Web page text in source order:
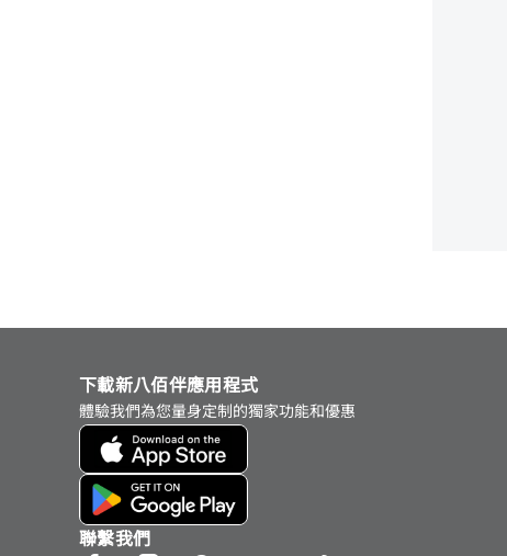
下載新八佰伴應用程式
體驗我們為您量身定制的獨家功能和優惠
聯繫我們